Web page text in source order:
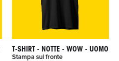
T-SHIRT - NOTTE - WOW - UOMO
Stampa sul fronte